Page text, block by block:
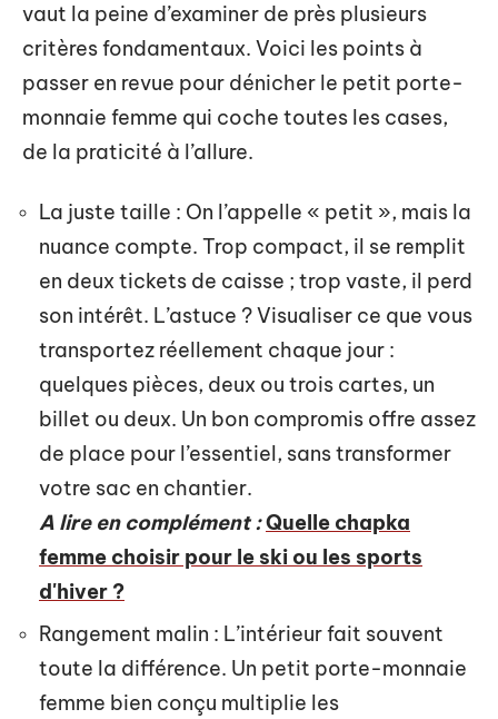
vaut la peine d’examiner de près plusieurs
critères fondamentaux. Voici les points à
passer en revue pour dénicher le petit porte-
monnaie femme qui coche toutes les cases,
de la praticité à l’allure.
La juste taille : On l’appelle « petit », mais la
nuance compte. Trop compact, il se remplit
en deux tickets de caisse ; trop vaste, il perd
son intérêt. L’astuce ? Visualiser ce que vous
transportez réellement chaque jour :
quelques pièces, deux ou trois cartes, un
billet ou deux. Un bon compromis offre assez
de place pour l’essentiel, sans transformer
votre sac en chantier.
A lire en complément :Quelle chapka
femme choisir pour le ski ou les sports
d'hiver ?
Rangement malin : L’intérieur fait souvent
toute la différence. Un petit porte-monnaie
femme bien conçu multiplie les